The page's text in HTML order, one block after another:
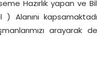
Hazırlık yapan ve
Alanını
arayarak